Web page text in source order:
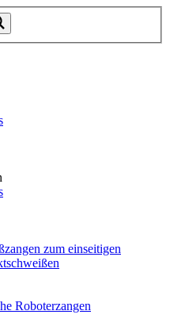
zum einseitigen
Roboterzangen